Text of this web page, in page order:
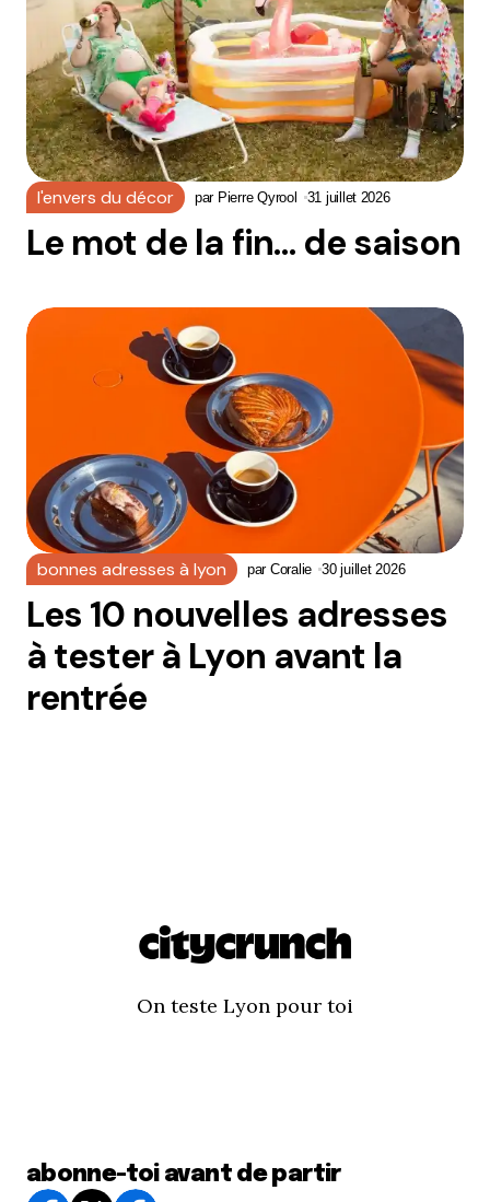
l'envers du décor par Pierre Qyrool 31 juillet 2026
Le mot de la fin… de saison
bonnes adresses à lyon par Coralie 30 juillet 2026
Les 10 nouvelles adresses
à tester à Lyon avant la
rentrée
On teste Lyon pour toi
abonne-toi avant de partir